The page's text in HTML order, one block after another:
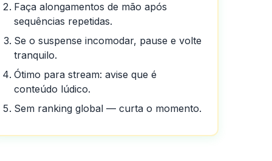
Faça alongamentos de mão após
sequências repetidas.
Se o suspense incomodar, pause e volte
tranquilo.
Ótimo para stream: avise que é
conteúdo lúdico.
Sem ranking global — curta o momento.